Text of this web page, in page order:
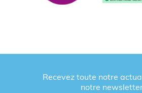
Recevez toute notre
notre